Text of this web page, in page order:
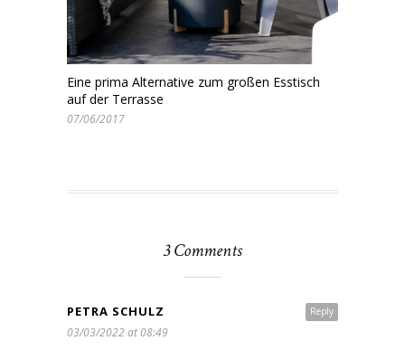
Eine prima Alternative zum großen Esstisch
auf der Terrasse
07/06/2017
3 Comments
Reply
PETRA SCHULZ
03/03/2022 at 08:49